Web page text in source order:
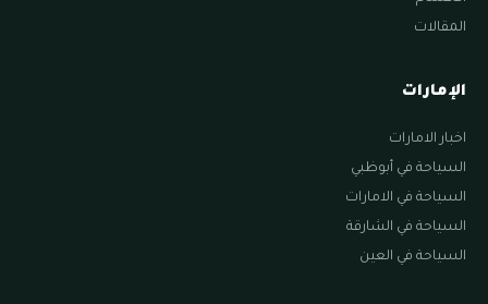
المقالات
الإمارات
اخبار الامارات
السياحة في أبوظبي
السياحة في الامارات
السياحة في الشارقة
السياحة في العين